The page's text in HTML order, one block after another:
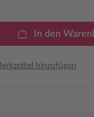
In den
hinzufügen